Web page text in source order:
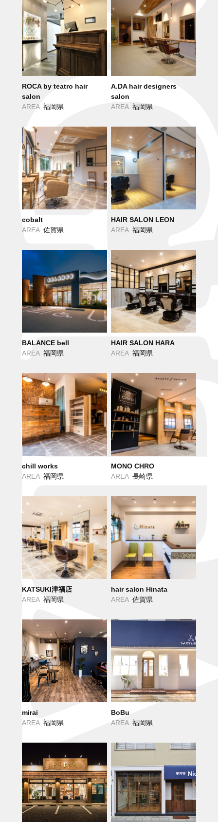
ROCA by teatro hair
salon
AREA 福岡県
A.DA hair designers
salon
AREA 福岡県
cobalt
AREA 佐賀県
HAIR SALON LEON
AREA 福岡県
BALANCE bell
AREA 福岡県
HAIR SALON HARA
AREA 福岡県
chill works
AREA 福岡県
MONO CHRO
AREA 長崎県
KATSUKI津福店
AREA 福岡県
hair salon Hinata
AREA 佐賀県
mirai
AREA 福岡県
BoBu
AREA 福岡県